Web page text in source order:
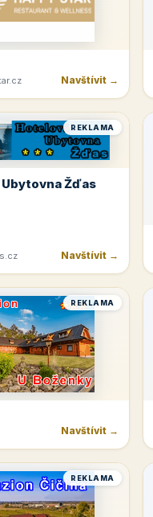
Navštívit →
REKLAMA
Žďas
Navštívit →
REKLAMA
Navštívit →
REKLAMA